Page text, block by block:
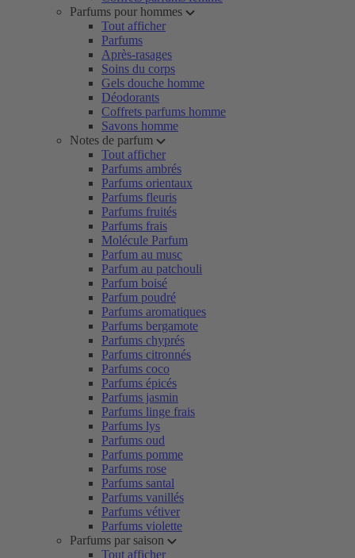
Parfums pour hommes
Tout afficher
Parfums
Après-rasages
Soins du corps
Gels douche homme
Déodorants
Coffrets parfums homme
Savons homme
Notes de parfum
Tout afficher
Parfums ambrés
Parfums orientaux
Parfums fleuris
Parfums fruités
Parfums frais
Molécule Parfum
Parfum au musc
Parfum au patchouli
Parfum boisé
Parfum poudré
Parfums aromatiques
Parfums bergamote
Parfums chyprés
Parfums citronnés
Parfums coco
Parfums épicés
Parfums jasmin
Parfums linge frais
Parfums lys
Parfums oud
Parfums pomme
Parfums rose
Parfums santal
Parfums vanillés
Parfums vétiver
Parfums violette
Parfums par saison
Tout afficher